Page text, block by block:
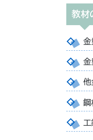
教材
金
金
他
鋼
工